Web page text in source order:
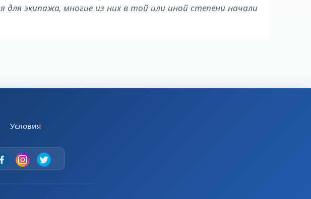
для экипажа, многие из них в той или иной степени начали
Условия